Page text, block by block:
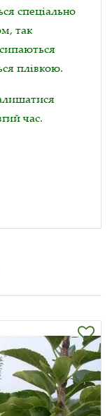
спеціально
так
плівкою.
час.